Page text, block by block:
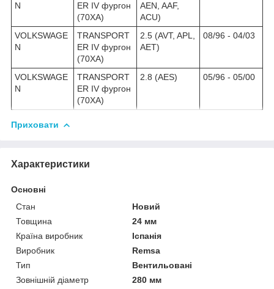
N
ER IV фургон
(70XA)
AEN, AAF,
ACU)
VOLKSWAGE
N
TRANSPORT
ER IV фургон
(70XA)
2.5 (AVT, APL,
AET)
08/96 - 04/03
VOLKSWAGE
N
TRANSPORT
ER IV фургон
(70XA)
2.8 (AES) 05/96 - 05/00
Приховати
Характеристики
Основні
Стан
Новий
Товщина
24 мм
Країна виробник
Іспанія
Виробник
Remsa
Тип
Вентильовані
Зовнішній діаметр
280 мм